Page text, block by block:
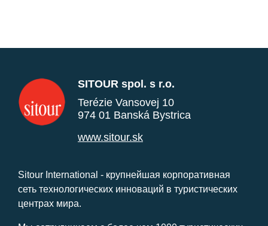
SITOUR spol. s r.o.
Terézie Vansovej 10
974 01 Banská Bystrica
www.sitour.sk
Sitour International - крупнейшая корпоративная
сеть технологических инноваций в туристических
центрах мира.